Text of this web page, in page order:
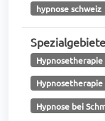
hypnose schweiz
Spezialgebiete
Hypnosetherapie
Hypnose bei